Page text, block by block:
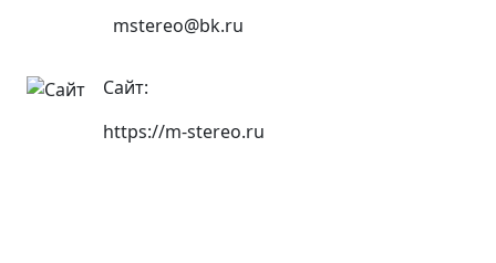
mstereo@bk.ru
Сайт:
https://m-stereo.ru